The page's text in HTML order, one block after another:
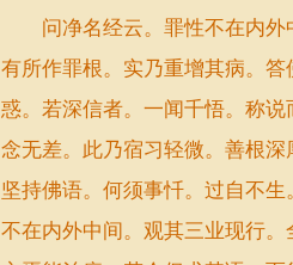
问净名经云。罪性不在内外
有所作罪根。实乃重增其病。
惑。若深信者。一闻千悟。称
念无差。此乃宿习轻微。善根
坚持佛语。何须事忏。过自不
不在内外中间。观其三业现行